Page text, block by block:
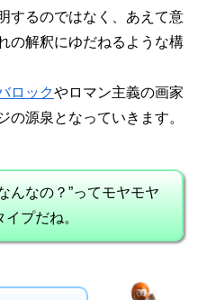
するのではなく、あえて意
の解釈にゆだねるような構
ロックやロマン主義の画家
の源泉となっていきます。
んなの？”ってモヤモヤ
プだね。